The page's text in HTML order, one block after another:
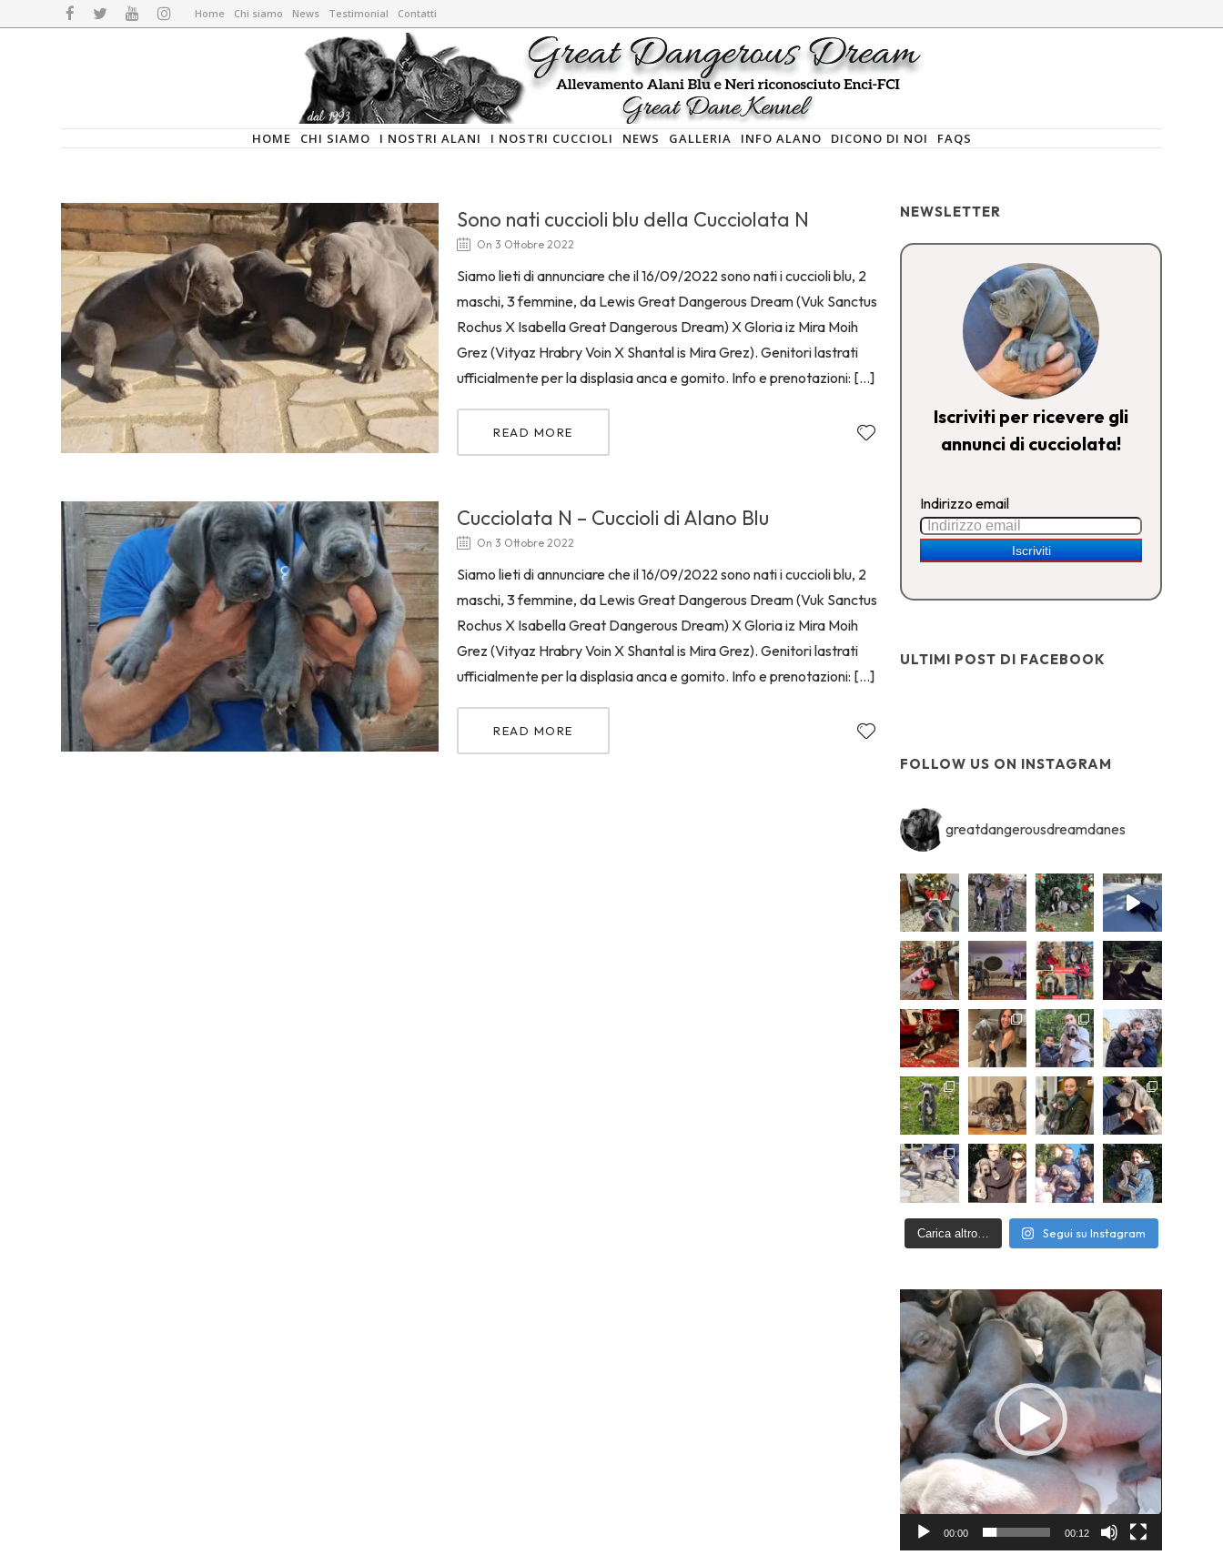
Home Chi siamo News Testimonial Contatti
HOME CHI SIAMO I NOSTRI ALANI I NOSTRI CUCCIOLI NEWS GALLERIA INFO ALANO DICONO DI NOI FAQS
Sono nati cuccioli blu della Cucciolata N
On 3 Ottobre 2022
Siamo lieti di annunciare che il 16/09/2022 sono nati i cuccioli blu, 2
maschi, 3 femmine, da Lewis Great Dangerous Dream (Vuk Sanctus
Rochus X Isabella Great Dangerous Dream) X Gloria iz Mira Moih
Grez (Vityaz Hrabry Voin X Shantal is Mira Grez). Genitori lastrati
ufficialmente per la displasia anca e gomito. Info e prenotazioni: […]
READ MORE
Cucciolata N – Cuccioli di Alano Blu
On 3 Ottobre 2022
Siamo lieti di annunciare che il 16/09/2022 sono nati i cuccioli blu, 2
maschi, 3 femmine, da Lewis Great Dangerous Dream (Vuk Sanctus
Rochus X Isabella Great Dangerous Dream) X Gloria iz Mira Moih
Grez (Vityaz Hrabry Voin X Shantal is Mira Grez). Genitori lastrati
ufficialmente per la displasia anca e gomito. Info e prenotazioni: […]
READ MORE
NEWSLETTER
Iscriviti per ricevere gli
annunci di cucciolata!
Indirizzo email
ULTIMI POST DI FACEBOOK
FOLLOW US ON INSTAGRAM
greatdangerousdreamdanes
Carica altro… Segui su Instagram
Video
Player
00:00 00:12